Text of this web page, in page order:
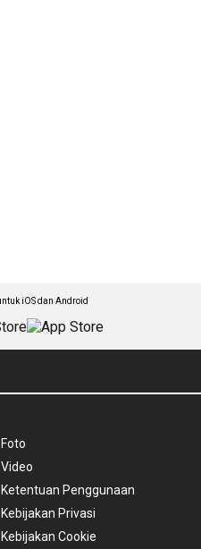
iOS dan Android
Foto
Video
Ketentuan Penggunaan
Kebijakan Privasi
Kebijakan Cookie